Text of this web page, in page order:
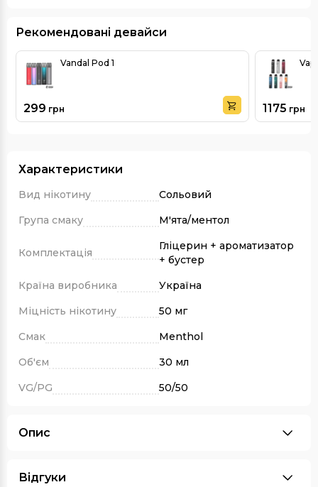
Рекомендовані девайси
Vandal Pod 1
299 грн 1175 грн
Характеристики
Вид нікотину
Сольовий
Група смаку
М'ята/ментол
Комплектація
Гліцерин + ароматизатор
+ бустер
Країна виробника
Україна
Міцність нікотину
50 мг
Смак
Menthol
Об'єм
30 мл
VG/PG
50/50
Опис
Відгуки